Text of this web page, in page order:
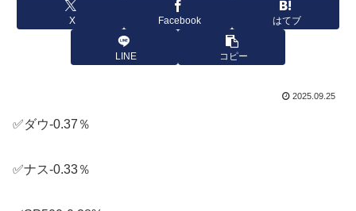
X Facebook はてブ
LINE コピー
2025.09.25
✅ダウ-0.37％
✅ナス-0.33％